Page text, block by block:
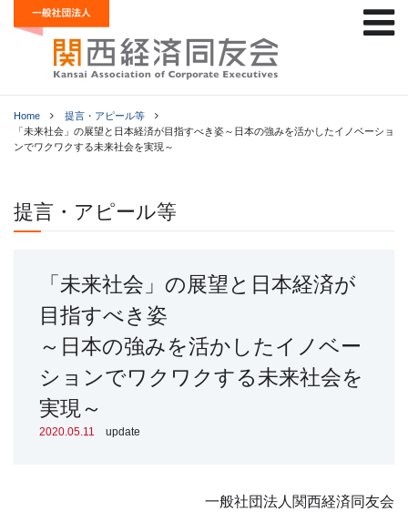
Home
提言・アピール等
「未来社会」の展望と日本経済が目指すべき姿～日本の強みを活かしたイノベーショ
ンでワクワクする未来社会を実現～
提言・アピール等
「未来社会」の展望と日本経済が
目指すべき姿
～日本の強みを活かしたイノベー
ションでワクワクする未来社会を
実現～
2020.05.11 update
一般社団法人関西経済同友会